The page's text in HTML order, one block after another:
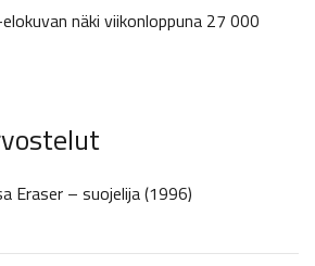
näki viikonloppuna 27 000
Eraser – suojelija (1996)